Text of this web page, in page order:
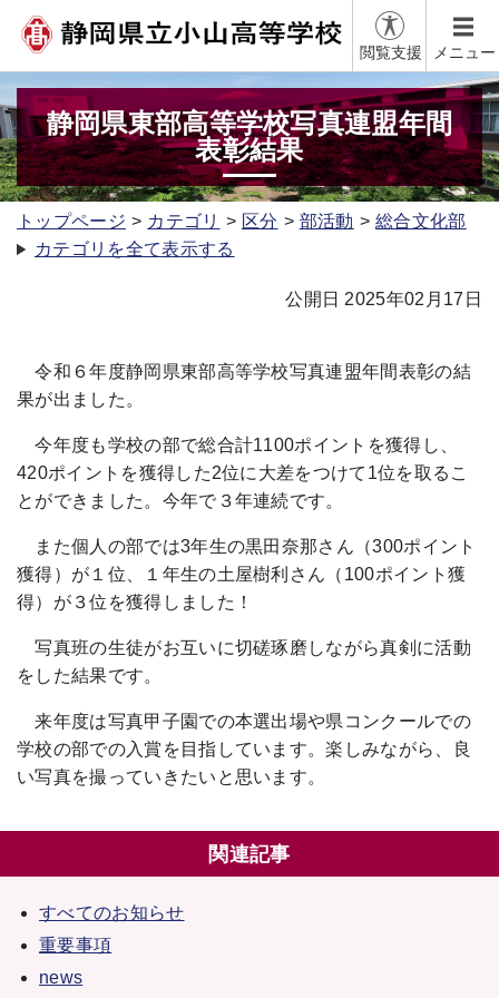
閲覧支援 メニュー
静岡県東部高等学校写真連盟年間
表彰結果
トップページ カテゴリ 区分 部活動
総合文化部
カテゴリを全て表示する
公開日 2025年02月17日
令和６年度静岡県東部高等学校写真連盟年間表彰の結
果が出ました。
今年度も学校の部で総合計1100ポイントを獲得し、
420ポイントを獲得した2位に大差をつけて1位を取るこ
とができました。今年で３年連続です。
また個人の部では3年生の黒田奈那さん（300ポイント
獲得）が１位、１年生の土屋樹利さん（100ポイント獲
得）が３位を獲得しました！
写真班の生徒がお互いに切磋琢磨しながら真剣に活動
をした結果です。
来年度は写真甲子園での本選出場や県コンクールでの
学校の部での入賞を目指しています。楽しみながら、良
い写真を撮っていきたいと思います。
関連記事
すべてのお知らせ
重要事項
news